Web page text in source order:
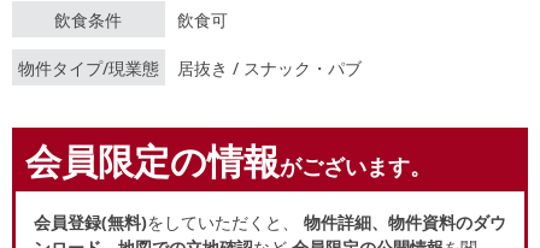
飲食条件 飲食可
物件タイプ/現業態 居抜き / スナック・パブ
会員限定の情報がございます。
会員登録(無料)をしていただくと、 物件詳細、物件資料のダウ